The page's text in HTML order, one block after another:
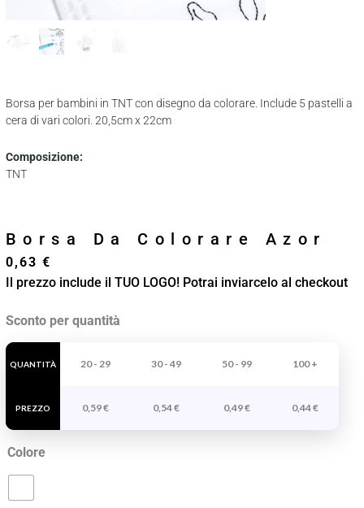
Borsa per bambini in TNT con disegno da colorare. Include 5 pastelli a
cera di vari colori. 20,5cm x 22cm
Composizione:
TNT
Borsa Da Colorare Azor
0,63 €
Il prezzo include il TUO LOGO! Potrai inviarcelo al checkout
Sconto per quantità
QUANTITÀ
PREZZO
20 - 29 30 - 49 50 - 99 100 +
0,59€ 0,54€ 0,49€ 0,44€
Colore
Borsa
Da
Colorare
quantità